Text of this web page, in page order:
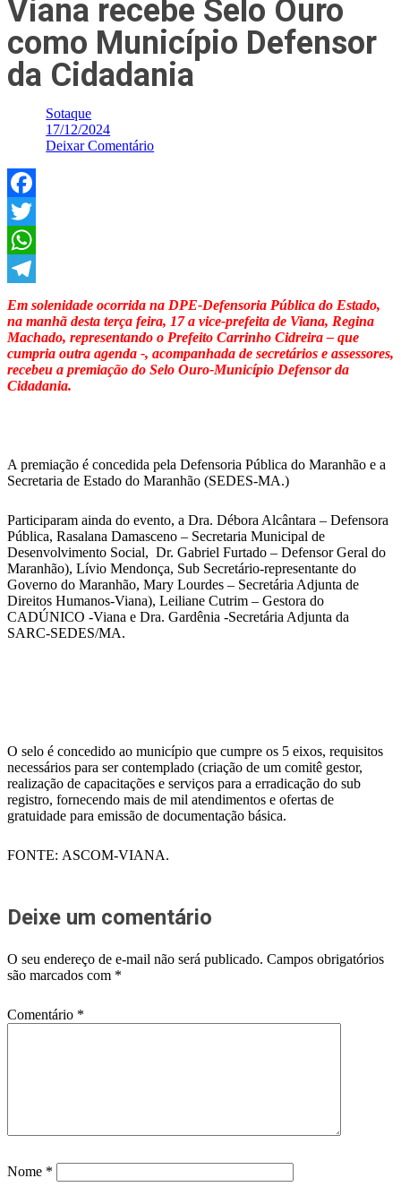
Viana recebe Selo Ouro
como Município Defensor
da Cidadania
Sotaque
17/12/2024
Deixar Comentário
Facebook
Twitter
WhatsApp
Telegram
Em solenidade ocorrida na DPE-Defensoria Pública do Estado,
na manhã desta terça feira, 17 a vice-prefeita de Viana, Regina
Machado, representando o Prefeito Carrinho Cidreira – que
cumpria outra agenda -, acompanhada de secretários e assessores,
recebeu a premiação do Selo Ouro-Município Defensor da
Cidadania.
A premiação é concedida pela Defensoria Pública do Maranhão e a
Secretaria de Estado do Maranhão (SEDES-MA.)
Participaram ainda do evento, a Dra. Débora Alcântara – Defensora
Pública, Rasalana Damasceno – Secretaria Municipal de
Desenvolvimento Social, Dr. Gabriel Furtado – Defensor Geral do
Maranhão), Lívio Mendonça, Sub Secretário-representante do
Governo do Maranhão, Mary Lourdes – Secretária Adjunta de
Direitos Humanos-Viana), Leiliane Cutrim – Gestora do
CADÚNICO -Viana e Dra. Gardênia -Secretária Adjunta da
SARC-SEDES/MA.
O selo é concedido ao município que cumpre os 5 eixos, requisitos
necessários para ser contemplado (criação de um comitê gestor,
realização de capacitações e serviços para a erradicação do sub
registro, fornecendo mais de mil atendimentos e ofertas de
gratuidade para emissão de documentação básica.
FONTE: ASCOM-VIANA.
Deixe um comentário
O seu endereço de e-mail não será publicado. Campos obrigatórios
são marcados com *
Comentário *
Nome *